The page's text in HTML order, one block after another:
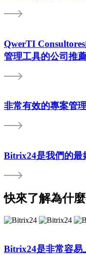
QwerTI
管理工具的公司推
非常有效的專案管
Bitrix24是我們的最
快來了解為什
Bitrix24是非常容易